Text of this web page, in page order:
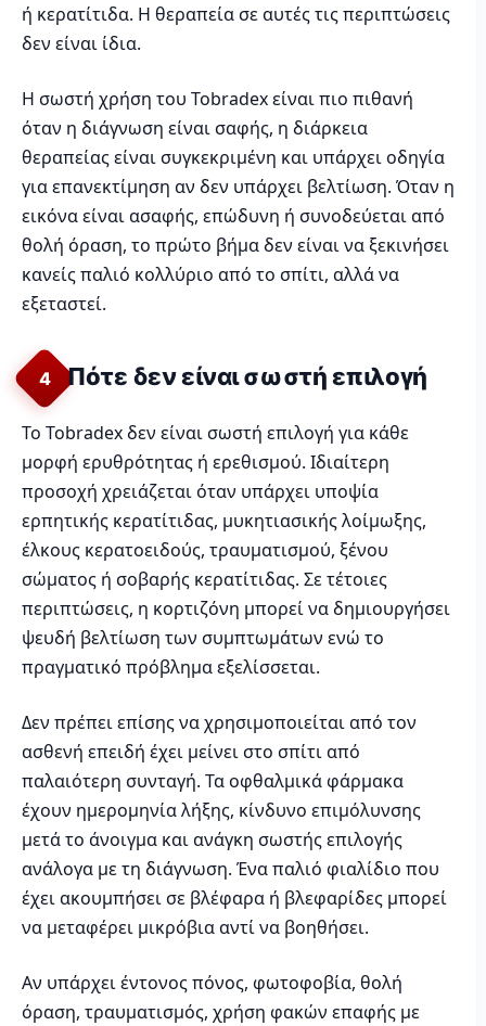
ή κερατίτιδα. Η θεραπεία σε αυτές τις περιπτώσεις
δεν είναι ίδια.
Η σωστή χρήση του Tobradex είναι πιο πιθανή
όταν η διάγνωση είναι σαφής, η διάρκεια
θεραπείας είναι συγκεκριμένη και υπάρχει οδηγία
για επανεκτίμηση αν δεν υπάρχει βελτίωση. Όταν η
εικόνα είναι ασαφής, επώδυνη ή συνοδεύεται από
θολή όραση, το πρώτο βήμα δεν είναι να ξεκινήσει
κανείς παλιό κολλύριο από το σπίτι, αλλά να
εξεταστεί.
4 Πότε δεν είναι σωστή επιλογή
Το Tobradex δεν είναι σωστή επιλογή για κάθε
μορφή ερυθρότητας ή ερεθισμού. Ιδιαίτερη
προσοχή χρειάζεται όταν υπάρχει υποψία
ερπητικής κερατίτιδας, μυκητιασικής λοίμωξης,
έλκους κερατοειδούς, τραυματισμού, ξένου
σώματος ή σοβαρής κερατίτιδας. Σε τέτοιες
περιπτώσεις, η κορτιζόνη μπορεί να δημιουργήσει
ψευδή βελτίωση των συμπτωμάτων ενώ το
πραγματικό πρόβλημα εξελίσσεται.
Δεν πρέπει επίσης να χρησιμοποιείται από τον
ασθενή επειδή έχει μείνει στο σπίτι από
παλαιότερη συνταγή. Τα οφθαλμικά φάρμακα
έχουν ημερομηνία λήξης, κίνδυνο επιμόλυνσης
μετά το άνοιγμα και ανάγκη σωστής επιλογής
ανάλογα με τη διάγνωση. Ένα παλιό φιαλίδιο που
έχει ακουμπήσει σε βλέφαρα ή βλεφαρίδες μπορεί
να μεταφέρει μικρόβια αντί να βοηθήσει.
Αν υπάρχει έντονος πόνος, φωτοφοβία, θολή
όραση, τραυματισμός, χρήση φακών επαφής με